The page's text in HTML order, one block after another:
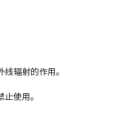
辐射的作用。
使用。